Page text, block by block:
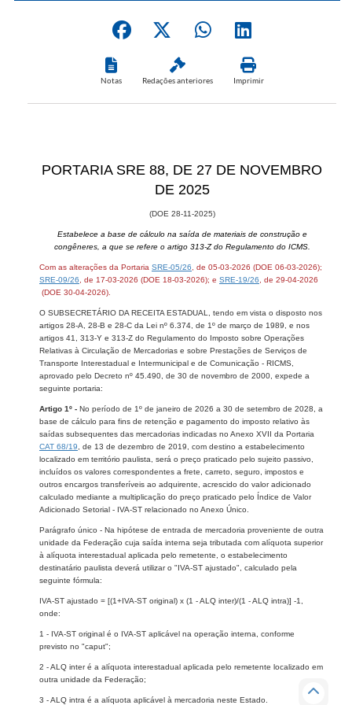
Notas Redações anteriores Imprimir
​​​​​PORTARIA SRE 88, DE 27 DE NOVEMBRO
DE 2025
(DOE 28-11-2025​​)
Estabelece a base de cálculo na saída de materiais de construção e
congêneres, a que se refere o artigo 313-Z do Regulamento do ICMS.
Com as alterações da Portaria ​SRE-05/​​26 , de 05-03-2026 (DOE 06-03-2026);
SRE-09/26 ​, de 17-03-2026 (DOE 18-03-2026); e SRE-19/26 , de 29-04-2026​
(DOE 30-04-2026).
O SUBSECRETÁRIO DA RECEITA ESTADUAL, tendo em vista o disposto nos
artigos 28-A, 28-B e 28-C da Lei nº 6.374, de 1º de março de 1989, e nos
artigos 41, 313-Y e 313-Z do Regulamento do Imposto sobre Operações
Relativas à Circulação de Mercadorias e sobre Prestações de Serviços de
Transporte Interestadual e Intermunicipal e de Comunicação - RICMS,
aprovado pelo Decreto nº 45.490, de 30 de novembro de 2000, expede a
seguinte portaria:
Artigo 1º - No período de 1º de janeiro de 2026 a 30 de setembro de 2028, a
base de cálculo para fins de retenção e pagamento do imposto relativo às
saídas subsequentes das mercadorias indicadas no Anexo XVII da Portaria
CAT 68/19 , de 13 de dezembro de 2019, com destino a estabelecimento
localizado em território paulista, será o preço praticado pelo sujeito passivo,
incluídos os valores correspondentes a frete, carreto, seguro, impostos e
outros encargos transferíveis ao adquirente, acrescido do valor adicionado
calculado mediante a multiplicação do preço praticado pelo Índice de Valor
Adicionado Setorial - IVA-ST relacionado no Anexo Único.
Parágrafo único - Na hipótese de entrada de mercadoria proveniente de outra
unidade da Federação cuja saída interna seja tributada com alíquota superior
à alíquota interestadual aplicada pelo remetente, o estabelecimento
destinatário paulista deverá utilizar o "IVA-ST ajustado", calculado pela
seguinte fórmula:
IVA-ST ajustado = [(1+IVA-ST original) x (1 - ALQ inter)/(1 - ALQ intra)] -1,
onde:
1 - IVA-ST original é o IVA-ST aplicável na operação interna, conforme
previsto no "caput";
2 - ALQ inter é a alíquota interestadual aplicada pelo remetente localizado em
outra unidade da Federação;
3 - ALQ intra é a alíquota aplicável à mercadoria neste Estado.